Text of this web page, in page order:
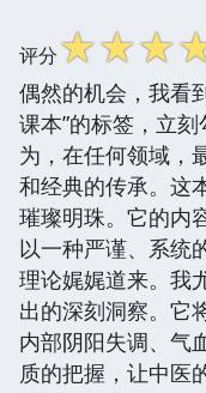
评分☆☆☆
偶然的机会，我看
课本”的标签，立
为，在任何领域，
和经典的传承。这
璀璨明珠。它的内
以一种严谨、系统
理论娓娓道来。我
出的深刻洞察。它
内部阴阳失调、气
质的把握，让中医